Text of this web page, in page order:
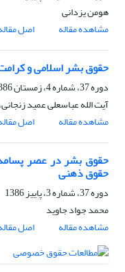
هومن یزدانی
مشاهده مقاله
اصل
حقوق بشر اسلامی و
دوره 37، شماره 4، زمستان 1386
آیت الله عباسعلی عمید
مشاهده مقاله
اصل
حقوق بشر در عصر
حقوق ذهنی
دوره 37، شماره 3، پاییز 1386
محمد جواد جاوید
مشاهده مقاله
اصل